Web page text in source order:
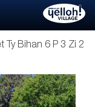
Ty Bihan 6 P 3 Zi 2